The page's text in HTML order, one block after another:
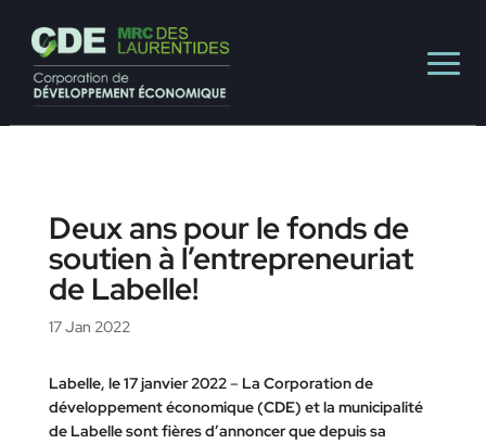
Deux ans pour le fonds de
soutien à l’entrepreneuriat
de Labelle!
17 Jan 2022
Labelle, le 17 janvier 2022– La Corporation de
développement économique (CDE) et la municipalité
de Labelle sont fières d’annoncer que depuis sa